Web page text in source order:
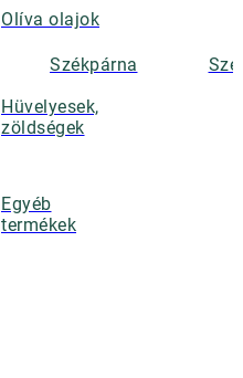
Olíva olajok
Hüvelyesek,
zöldségek
Egyéb
termékek
Székpárna